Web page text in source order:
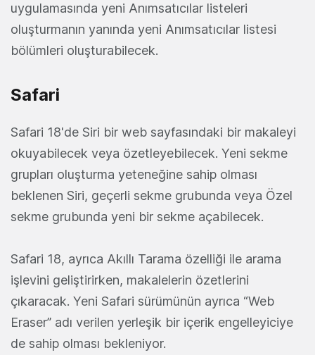
uygulamasında yeni Anımsatıcılar listeleri
oluşturmanın yanında yeni Anımsatıcılar listesi
bölümleri oluşturabilecek.
Safari
Safari 18'de Siri bir web sayfasındaki bir makaleyi
okuyabilecek veya özetleyebilecek. Yeni sekme
grupları oluşturma yeteneğine sahip olması
beklenen Siri, geçerli sekme grubunda veya Özel
sekme grubunda yeni bir sekme açabilecek.
Safari 18, ayrıca Akıllı Tarama özelliği ile arama
işlevini geliştirirken, makalelerin özetlerini
çıkaracak. Yeni Safari sürümünün ayrıca “Web
Eraser” adı verilen yerleşik bir içerik engelleyiciye
de sahip olması bekleniyor.